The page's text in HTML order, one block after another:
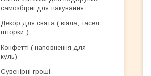
самозбірні для пакування
Декор для свята ( віяла, тасел,
шторки )
Конфетті ( наповнення для
куль)
Сувенірні гроші